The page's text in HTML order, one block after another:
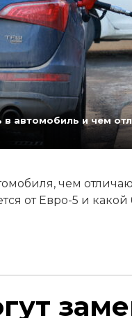
в автомобиль и чем
чем
от Евро-5 и